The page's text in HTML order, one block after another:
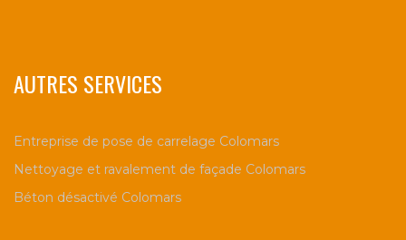
AUTRES SERVICES
Entreprise de pose de carrelage Colomars
Nettoyage et ravalement de façade Colomars
Béton désactivé Colomars